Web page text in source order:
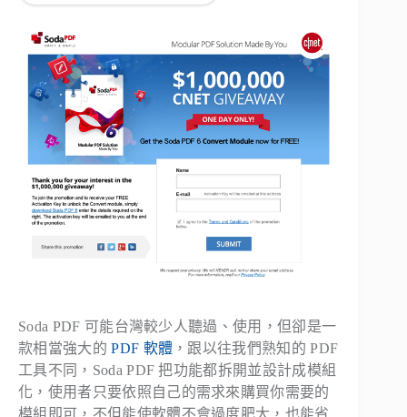
Soda PDF 可能台灣較少人聽過、使用，但卻是一
款相當強大的PDF 軟體 ，跟以往我們熟知的 PDF
工具不同，Soda PDF 把功能都拆開並設計成模組
化，使用者只要依照自己的需求來購買你需要的
模組即可，不但能使軟體不會過度肥大，也能省